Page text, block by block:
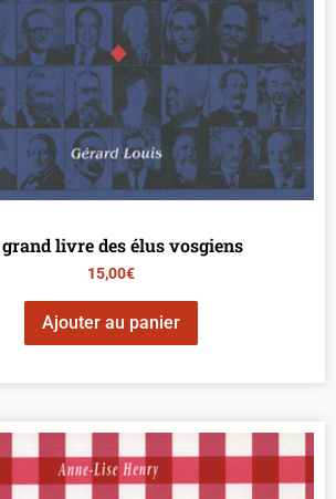
grand livre des élus vosgiens
15,00€
Ajouter au panier